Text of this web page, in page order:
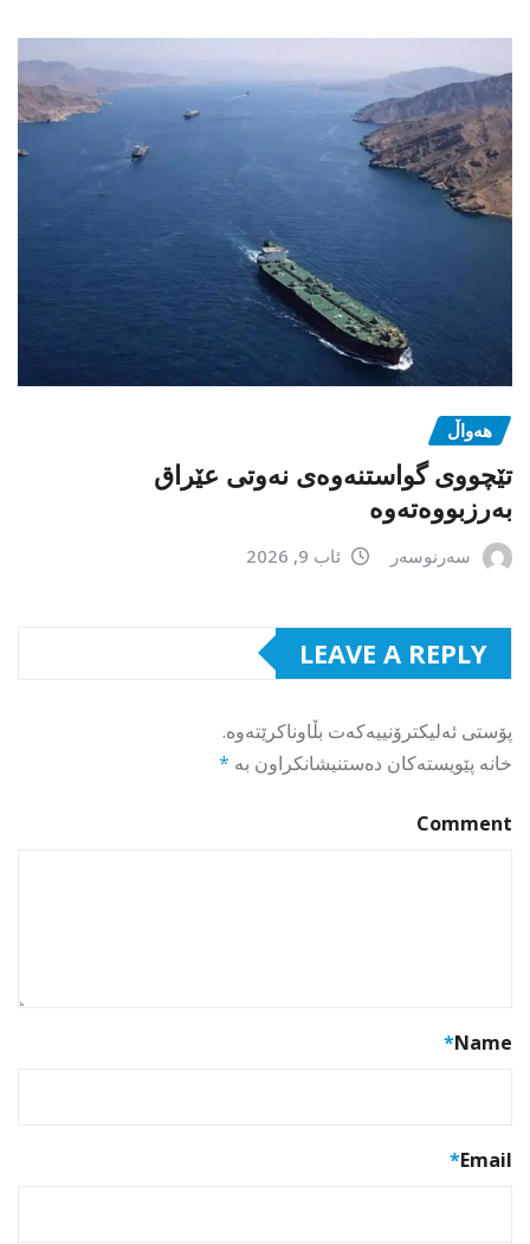
هەواڵ
تێچووی گواستنەوەی نەوتی عێراق
بەرزبووەتەوە
سەرنوسەر ئاب 9, 2026
LEAVE A REPLY
پۆستی ئەلیکترۆنییەکەت بڵاوناکرێتەوە.
خانە پێویستەکان دەستنیشانکراون بە *
Comment
Name
*
Email
*